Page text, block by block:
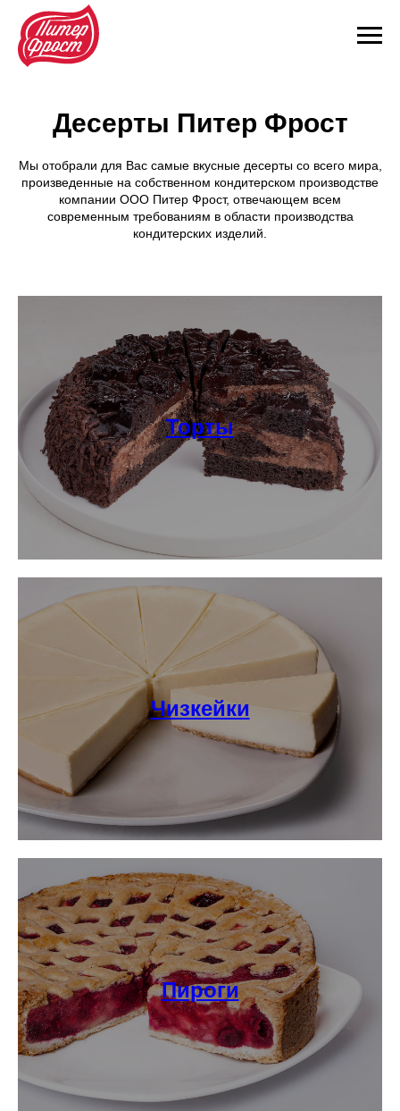
Десерты Питер Фрост
Мы отобрали для Вас самые вкусные десерты со всего мира,
произведенные на собственном кондитерском производстве
компании ООО Питер Фрост, отвечающем всем
современным требованиям в области производства
кондитерских изделий.
Торты
Чизкейки
Пироги